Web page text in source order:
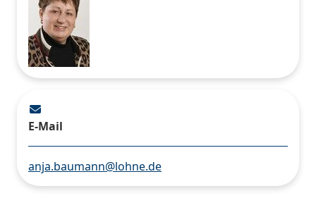
E-Mail
anja.baumann@lohne.de